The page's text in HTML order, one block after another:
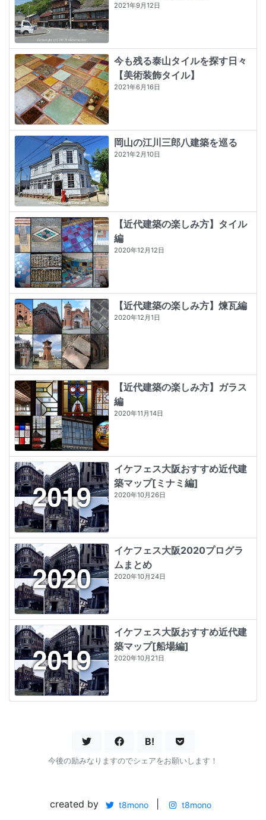
2021年9月12日
今も残る泰山タイルを探す日々
【美術装飾タイル】
2021年6月16日
岡山の江川三郎八建築を巡る
2021年2月10日
【近代建築の楽しみ方】タイル
編
2020年12月12日
【近代建築の楽しみ方】煉瓦編
2020年12月1日
【近代建築の楽しみ方】ガラス
編
2020年11月14日
イケフェス大阪おすすめ近代建
築マップ[ミナミ編]
2020年10月26日
イケフェス大阪2020プログラ
ムまとめ
2020年10月24日
イケフェス大阪おすすめ近代建
築マップ[船場編]
2020年10月21日
B!
今後の励みなりますのでシェアをお願いします！
created by t8mono t8mono